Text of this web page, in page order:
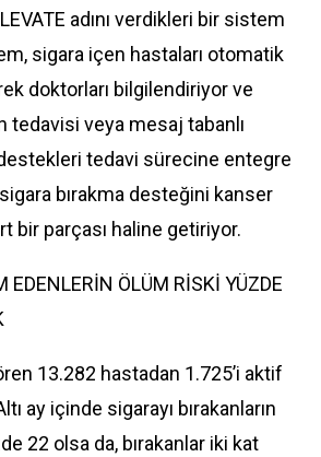
adını verdikleri bir sistem
sigara içen hastaları otomatik
doktorları bilgilendiriyor ve
tedavisi veya mesaj tabanlı
destekleri tedavi sürecine entegre
sigara bırakma desteğini kanser
bir parçası haline getiriyor.
EDENLERİN ÖLÜM RİSKİ YÜZDE
13.282 hastadan 1.725’i aktif
ay içinde sigarayı bırakanların
22 olsa da, bırakanlar iki kat